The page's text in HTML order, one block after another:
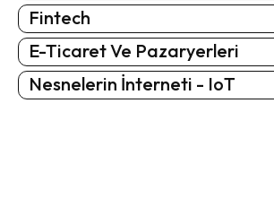
Fintech
E-Ticaret Ve Pazaryerleri
Nesnelerin İnterneti - IoT